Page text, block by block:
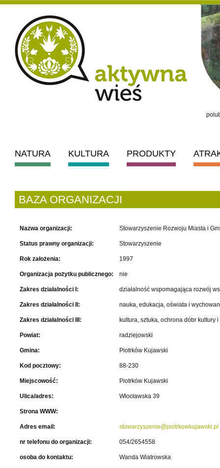
NATURA KULTURA PRODUKTY
BAZA ORGANIZACJI
Nazwa organizacji: Stowarzyszenie Rozwoju Miasta i
Status prawny organizacji: Stowarzyszenie
Rok założenia: 1997
Organizacja pożytku publicznego: nie
Zakres działalności I: działalność wspomagająca rozwój
Zakres działalności II: nauka, edukacja, oświata i
Zakres działalności III: kultura, sztuka, ochrona dóbr kultury
Powiat: radziejowski
Gmina: Piotrków Kujawski
Kod pocztowy: 88-230
Miejscowość: Piotrków Kujawski
Ulica/adres: Włocławska 39
Strona WWW:
Adres email: stowarzyszenie@piotrkowkujawski.pl
nr telefonu do organizacji: 054/2654558
osoba do kontaktu: Wanda Wiatrowska